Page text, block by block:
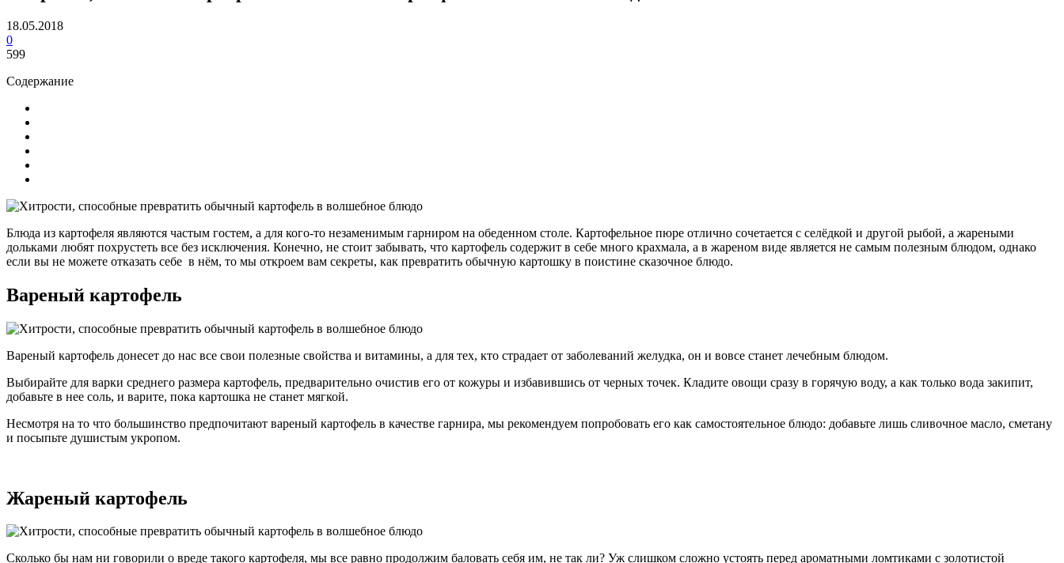
18.05.2018
0
599
Содержание
Блюда из картофеля являются частым гостем, а для кого-то незаменимым гарниром на обеденном столе. Картофельное пюре отлично сочетается с селёдкой и другой рыбой, а жареными
дольками любят похрустеть все без исключения. Конечно, не стоит забывать, что картофель содержит в себе много крахмала, а в жареном виде является не самым полезным блюдом, однако
если вы не можете отказать себе в нём, то мы откроем вам секреты, как превратить обычную картошку в поистине сказочное блюдо.
Вареный картофель
Вареный картофель донесет до нас все свои полезные свойства и витамины, а для тех, кто страдает от заболеваний желудка, он и вовсе станет лечебным блюдом.
Выбирайте для варки среднего размера картофель, предварительно очистив его от кожуры и избавившись от черных точек. Кладите овощи сразу в горячую воду, а как только вода закипит,
добавьте в нее соль, и варите, пока картошка не станет мягкой.
Несмотря на то что большинство предпочитают вареный картофель в качестве гарнира, мы рекомендуем попробовать его как самостоятельное блюдо: добавьте лишь сливочное масло, сметану
и посыпьте душистым укропом.
Жареный картофель
Сколько бы нам ни говорили о вреде такого картофеля, мы все равно продолжим баловать себя им, не так ли? Уж слишком сложно устоять перед ароматными ломтиками с золотистой